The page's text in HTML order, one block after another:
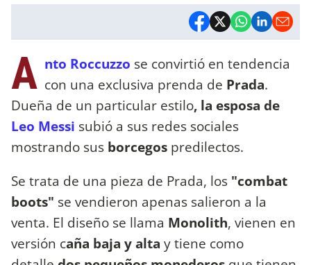
A nto Roccuzzo se convirtió en tendencia
con una exclusiva prenda de Prada.
Dueña de un particular estilo, la esposa de
Leo Messi subió a sus redes sociales
mostrando sus borcegos predilectos.
Se trata de una pieza de Prada, los "combat
boots" se vendieron apenas salieron a la
venta. El diseño se llama Monolith, vienen en
versión caña baja y alta y tiene como